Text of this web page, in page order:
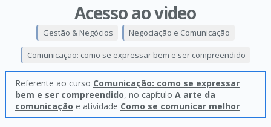
Acesso ao video
Gestão & Negócios Negociação e Comunicação
Comunicação: como se expressar bem e ser compreendido
Referente ao curso Comunicação: como se expressar
bem e ser compreendido, no capítulo A arte da
comunicação e atividade Como se comunicar melhor